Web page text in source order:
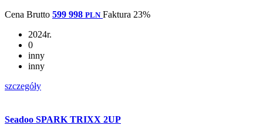
Cena Brutto 599 998 PLN Faktura 23%
2024r.
0
inny
inny
szczegóły
Seadoo SPARK TRIXX 2UP